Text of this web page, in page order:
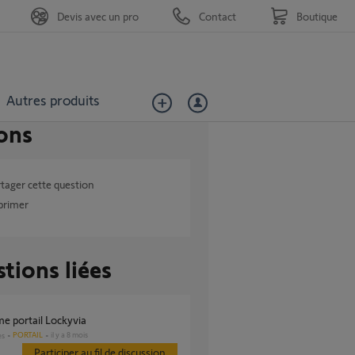
Autres produits
Devis avec un pro Contact Boutique
cette question
liées
portail Lockyvia
PORTAIL il y a 8 mois
Participer au fil de discussion